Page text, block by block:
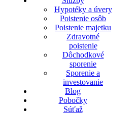
Hypotéky a úvery
Poistenie osôb
Poistenie majetku
Zdravotné
poistenie
Dôchodkové
sporenie
Sporenie a
investovanie
Blog
Pobočky
Súťaž